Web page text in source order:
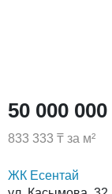
50 000 000
833 333 ₸ за м²
ЖК Есентай